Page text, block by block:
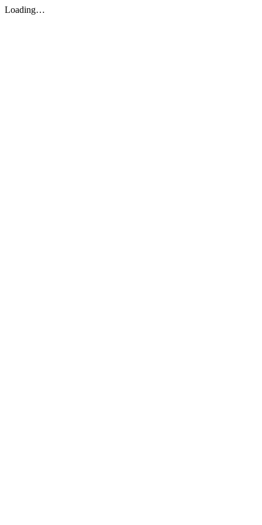
Loading…